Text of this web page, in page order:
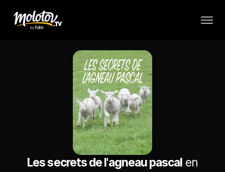
Les secrets de l'agneau pascal en